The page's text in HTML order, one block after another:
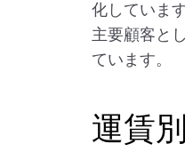
化していま
主要顧客と
ています。
運賃